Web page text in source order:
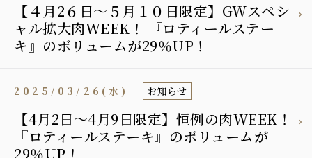
【４月2６日〜５月１０日限定】GWスペシ
ャル拡大肉WEEK！ 『ロティールステー
キ』のボリュームが29％UP！
【4月2日〜4月9日限定】恒例の肉WEEK！
『ロティールステーキ』のボリュームが
29％UP！
2025/03/26(水) お知らせ